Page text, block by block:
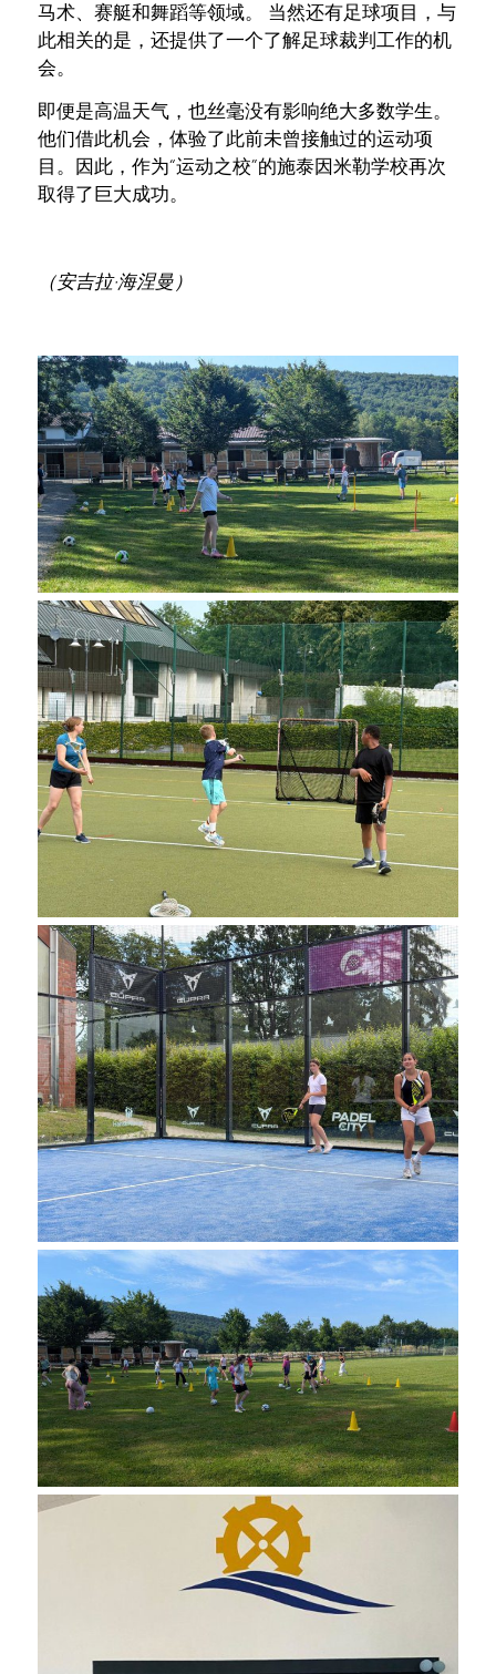
马术、赛艇和舞蹈等领域。 当然还有足球项目，与
此相关的是，还提供了一个了解足球裁判工作的机
会。
即便是高温天气，也丝毫没有影响绝大多数学生。
他们借此机会，体验了此前未曾接触过的运动项
目。因此，作为“运动之校”的施泰因米勒学校再次
取得了巨大成功。
（安吉拉·海涅曼）